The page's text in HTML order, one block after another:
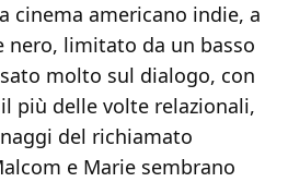
cinema americano indie, a
nero, limitato da un basso
molto sul dialogo, con
più delle volte relazionali,
del richiamato
e Marie sembrano